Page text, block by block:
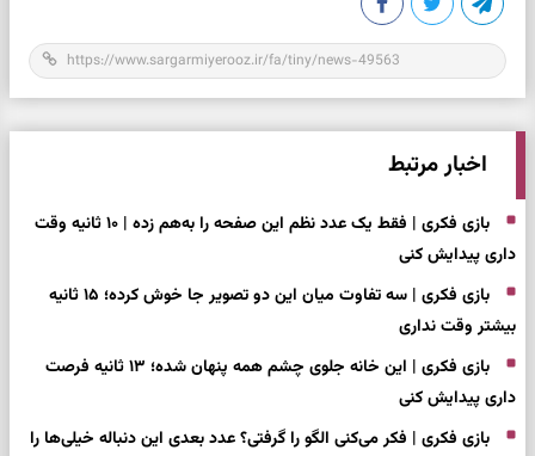
اخبار مرتبط
بازی فکری | فقط یک عدد نظم این صفحه را به‌هم زده | ۱۰ ثانیه وقت
داری پیدایش کنی
بازی فکری | سه تفاوت میان این دو تصویر جا خوش کرده؛ ۱۵ ثانیه
بیشتر وقت نداری
بازی فکری | این خانه جلوی چشم همه پنهان شده؛ ۱۳ ثانیه فرصت
داری پیدایش کنی
بازی فکری | فکر می‌کنی الگو را گرفتی؟ عدد بعدی این دنباله خیلی‌ها را